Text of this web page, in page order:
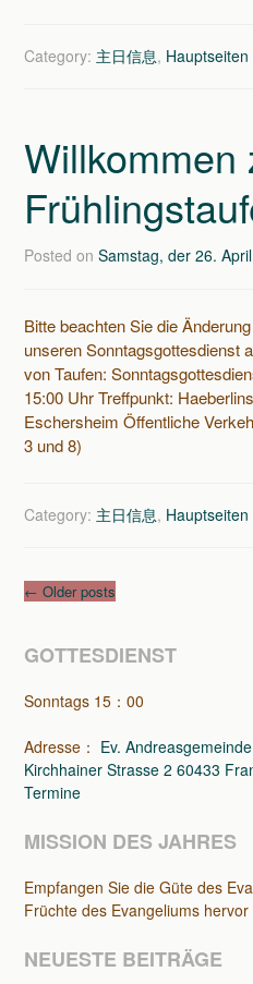
Category: 主日信息, Hauptseiten
Willkommen
Posted onSamstag, der 26.
Bitte beachten Sie die
unseren Sonntagsgottesdienst
von Taufen:
15:00 Uhr Treffpunkt:
Eschersheim Öffentliche
3 und 8)
Category: 主日信息, Hauptseiten
Post
navigation
← Older posts
GOTTESDIENST
Sonntags 15：00
Adresse： Ev.
Kirchhainer Strasse 2 60433
Termine
MISSION DES JAHRES
Empfangen Sie die Güte des
Früchte des Evangeliums hervor
NEUESTE BEITRÄGE